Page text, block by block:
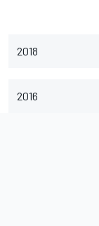
2018
2016